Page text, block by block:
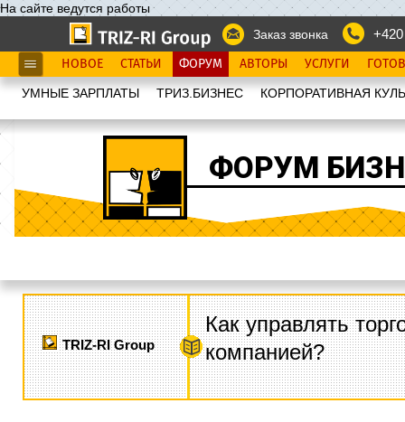
На сайте ведутся работы
Заказ звонка
НОВОЕ СТАТЬИ ФОРУМ АВТОРЫ УСЛУГИ
УМНЫЕ ЗАРПЛАТЫ ТРИЗ.БИЗНЕС КОРПОРАТИВНАЯ
ФОРУМ
TRIZ-RI Group
Как управлять
компанией?